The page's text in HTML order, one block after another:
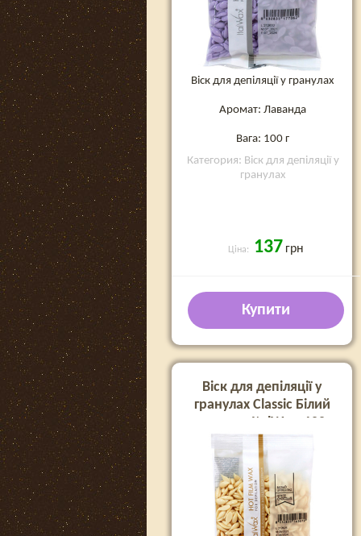
Віск для депіляції у гранулах
Аромат: Лаванда
Вага: 100 г
Категория: Віск для депіляції у
гранулах
Ціна: 137 грн
Купити
Віск для депіляції у
гранулах Classic Білий
шоколад ItalWax, 100 г